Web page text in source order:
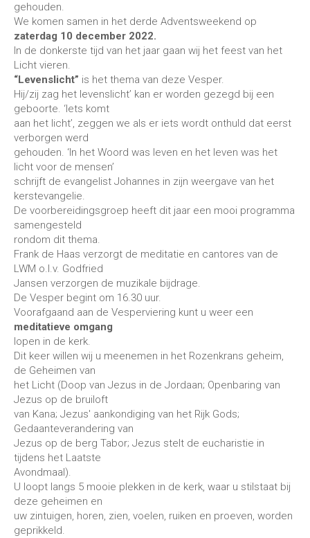
gehouden.
We komen samen in het derde Adventsweekend op
zaterdag 10 december 2022.
In de donkerste tijd van het jaar gaan wij het feest van het
Licht vieren.
“Levenslicht” is het thema van deze Vesper.
Hij/zij zag het levenslicht’ kan er worden gezegd bij een
geboorte. ‘Iets komt
aan het licht’, zeggen we als er iets wordt onthuld dat eerst
verborgen werd
gehouden. ‘In het Woord was leven en het leven was het
licht voor de mensen’
schrijft de evangelist Johannes in zijn weergave van het
kerstevangelie.
De voorbereidingsgroep heeft dit jaar een mooi programma
samengesteld
rondom dit thema.
Frank de Haas verzorgt de meditatie en cantores van de
LWM o.l.v. Godfried
Jansen verzorgen de muzikale bijdrage.
De Vesper begint om 16.30 uur.
Voorafgaand aan de Vesperviering kunt u weer een
meditatieve omgang
lopen in de kerk.
Dit keer willen wij u meenemen in het Rozenkrans geheim,
de Geheimen van
het Licht (Doop van Jezus in de Jordaan; Openbaring van
Jezus op de bruiloft
van Kana; Jezus' aankondiging van het Rijk Gods;
Gedaanteverandering van
Jezus op de berg Tabor; Jezus stelt de eucharistie in
tijdens het Laatste
Avondmaal).
U loopt langs 5 mooie plekken in de kerk, waar u stilstaat bij
deze geheimen en
uw zintuigen, horen, zien, voelen, ruiken en proeven, worden
geprikkeld.